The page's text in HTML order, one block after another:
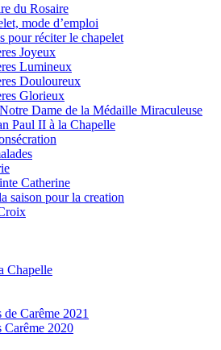
du Rosaire
mode d’emploi
pour réciter le chapelet
Joyeux
Lumineux
Douloureux
Glorieux
Dame de la Médaille Miraculeuse
Paul II à la Chapelle
Catherine
saison pour la creation
Chapelle
de Carême 2021
Carême 2020